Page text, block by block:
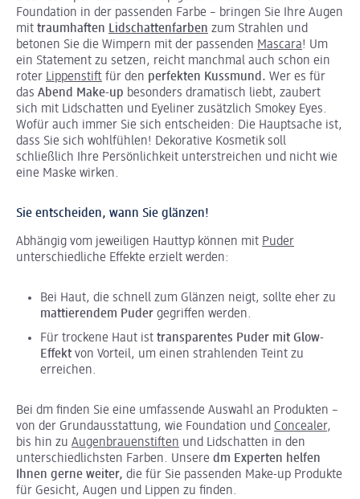
Foundation in der passenden Farbe – bringen Sie Ihre Augen
mit traumhaften Lidschattenfarben zum Strahlen und
betonen Sie die Wimpern mit der passenden Mascara! Um
ein Statement zu setzen, reicht manchmal auch schon ein
roter Lippenstift für den perfekten Kussmund. Wer es für
das Abend Make-up besonders dramatisch liebt, zaubert
sich mit Lidschatten und Eyeliner zusätzlich Smokey Eyes.
Wofür auch immer Sie sich entscheiden: Die Hauptsache ist,
dass Sie sich wohlfühlen! Dekorative Kosmetik soll
schließlich Ihre Persönlichkeit unterstreichen und nicht wie
eine Maske wirken.
Sie entscheiden, wann Sie glänzen!
Abhängig vom jeweiligen Hauttyp können mit Puder
unterschiedliche Effekte erzielt werden:
Bei Haut, die schnell zum Glänzen neigt, sollte eher zu
mattierendem Puder gegriffen werden.
Für trockene Haut ist transparentes Puder mit Glow-
Effekt von Vorteil, um einen strahlenden Teint zu
erreichen.
Bei dm finden Sie eine umfassende Auswahl an Produkten –
von der Grundausstattung, wie Foundation und Concealer,
bis hin zu Augenbrauenstiften und Lidschatten in den
unterschiedlichsten Farben. Unsere dm Experten helfen
Ihnen gerne weiter, die für Sie passenden Make-up Produkte
für Gesicht, Augen und Lippen zu finden.